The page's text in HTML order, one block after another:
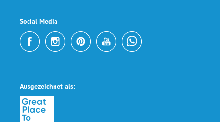
Social Media
Ausgezeichnet als: